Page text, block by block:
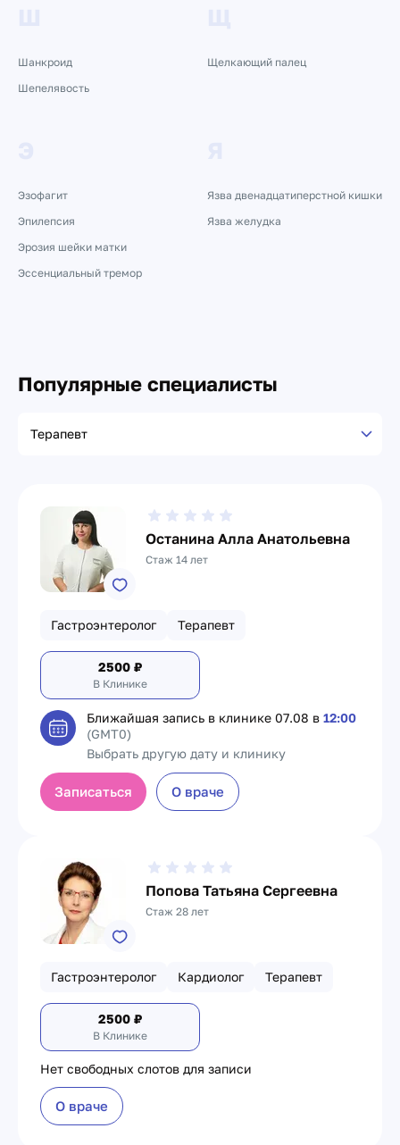
Шанкроид
Шепелявость
Щелкающий палец
Эзофагит
Эпилепсия
Эрозия шейки матки
Эссенциальный тремор
Язва двенадцатиперстной кишки
Язва желудка
Популярные специалисты
Останина Алла Анатольевна
Стаж 14 лет
Гастроэнтеролог Терапевт
2500 ₽
В Клинике
Ближайшая запись в клинике 07.08 в 12:00
(GMT0)
Выбрать другую дату и клинику
Записаться О враче
Попова Татьяна Сергеевна
Стаж 28 лет
Гастроэнтеролог Кардиолог Терапевт
2500 ₽
В Клинике
Нет свободных слотов для записи
О враче